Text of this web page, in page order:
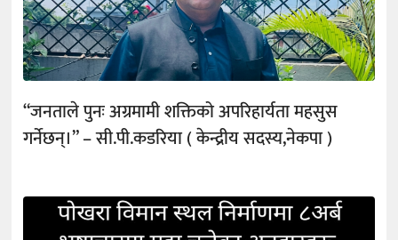
“जनताले पुनः अग्रमामी शक्तिको अपरिहार्यता महसुस
गर्नेछन्।” – सी.पी.कडरिया ( केन्द्रीय सदस्य,नेकपा )